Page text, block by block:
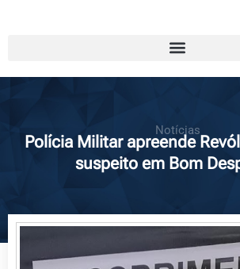
Notícias
Polícia Militar apreende
suspeito em Bom